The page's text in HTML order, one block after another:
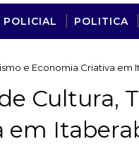
POLICIAL POLITICA
e Economia Criativa em
Cultura,
em